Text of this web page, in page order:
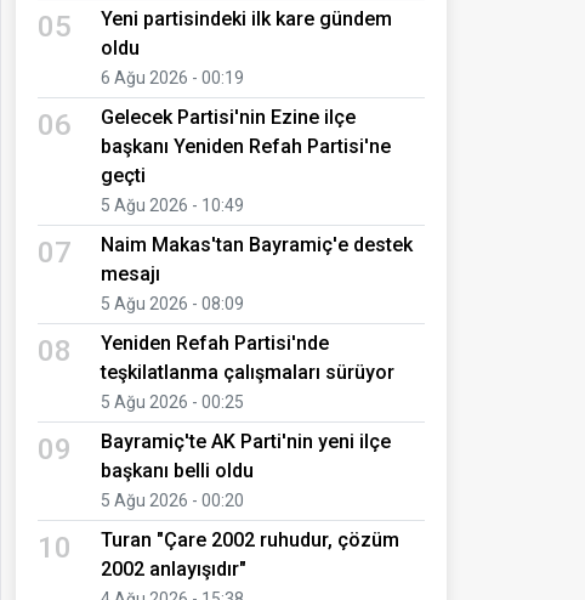
05
Yeni partisindeki ilk kare gündem
oldu
6 Ağu 2026 - 00:19
06
Gelecek Partisi'nin Ezine ilçe
başkanı Yeniden Refah Partisi'ne
geçti
5 Ağu 2026 - 10:49
07
Naim Makas'tan Bayramiç'e destek
mesajı
5 Ağu 2026 - 08:09
08
Yeniden Refah Partisi'nde
teşkilatlanma çalışmaları sürüyor
5 Ağu 2026 - 00:25
09
Bayramiç'te AK Parti'nin yeni ilçe
başkanı belli oldu
5 Ağu 2026 - 00:20
10
Turan "Çare 2002 ruhudur, çözüm
2002 anlayışıdır"